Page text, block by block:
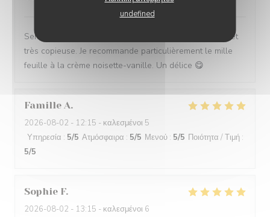
undefined
Service impeccable et convivial. Nourriture excellente et
très copieuse. Je recommande particulièrement le mille
feuille à la crème noisette-vanille. Un délice 😋
Famille A
2026-08-02 - 12:15 - καλεσμένοι 5
Υπηρεσία : 5/5 Ατμόσφαιρα : 5/5 Μενού : 5/5 Ποιότητα / Τιμή :
5/5
Sophie F
2026-08-02 - 13:15 - καλεσμένοι 6